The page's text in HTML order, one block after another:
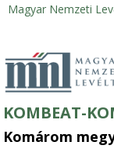
Jelenlegi
hely
Magyar Nemzeti
KOMBEAT-
Komárom